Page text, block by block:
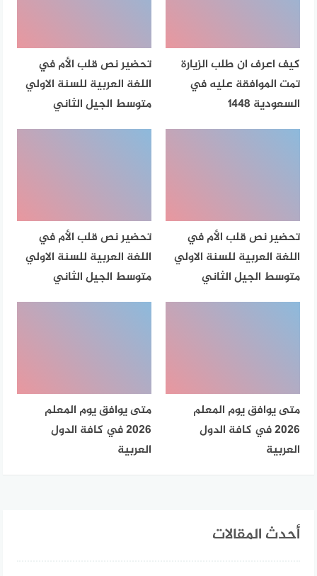
كيف اعرف ان طلب الزيارة
تمت الموافقة عليه في
السعودية 1448
تحضير نص قلب الأم في
اللغة العربية للسنة الاولي
متوسط الجيل الثاني
تحضير نص قلب الأم في
اللغة العربية للسنة الاولي
متوسط الجيل الثاني
تحضير نص قلب الأم في
اللغة العربية للسنة الاولي
متوسط الجيل الثاني
متى يوافق يوم المعلم
2026 في كافة الدول
العربية
متى يوافق يوم المعلم
2026 في كافة الدول
العربية
أحدث المقالات